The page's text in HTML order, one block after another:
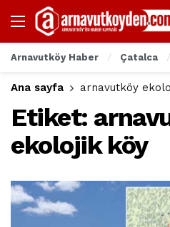
Arnavutköy Haber Çatalca
Ana sayfa arnavutköy
Etiket:
ekolojik köy